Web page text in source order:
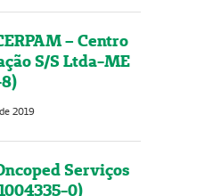
– Centro
S/S Ltda-ME
2019
Serviços
0)